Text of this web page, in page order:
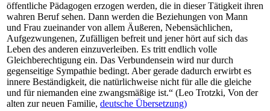
öffentliche Pädagogen erzogen werden, die in dieser Tätigkeit ihren
wahren Beruf sehen. Dann werden die Beziehungen von Mann
und Frau zueinander von allem Äußeren, Nebensächlichen,
Aufgezwungenen, Zufälligen befreit und jener hört auf sich das
Leben des anderen einzuverleiben. Es tritt endlich volle
Gleichberechtigung ein. Das Verbundensein wird nur durch
gegenseitige Sympathie bedingt. Aber gerade dadurch erwirbt es
innere Beständigkeit, die natürlichweise nicht für alle die gleiche
und für niemanden eine zwangsmäßige ist.“ (Leo Trotzki, Von der
alten zur neuen Familie, deutsche Übersetzung)